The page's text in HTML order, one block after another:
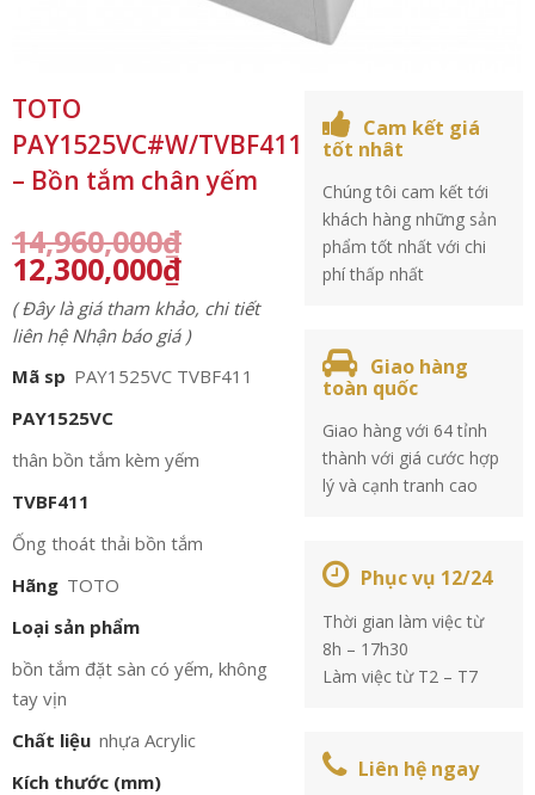
TOTO
PAY1525VC#W/TVBF411
– Bồn tắm chân yếm
14,960,000₫
12,300,000₫
( Đây là giá tham khảo, chi tiết
liên hệ Nhận báo giá )
Mã sp PAY1525VC TVBF411
PAY1525VC
thân bồn tắm kèm yếm
TVBF411
Ống thoát thải bồn tắm
Hãng TOTO
Loại sản phẩm
bồn tắm đặt sàn có yếm, không
tay vịn
Chất liệu nhựa Acrylic
Kích thước (mm)
Cam kết giá
tốt nhât
Chúng tôi cam kết tới
khách hàng những sản
phẩm tốt nhất với chi
phí thấp nhất
Giao hàng
toàn quốc
Giao hàng với 64 tỉnh
thành với giá cước hợp
lý và cạnh tranh cao
Phục vụ 12/24
Thời gian làm việc từ
8h – 17h30
Làm việc từ T2 – T7
Liên hệ ngay